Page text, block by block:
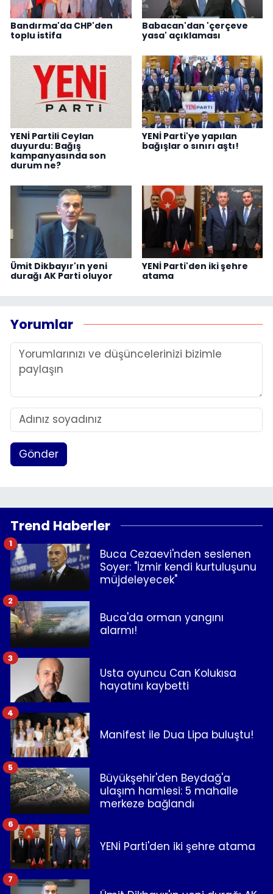
Bandırma'da CHP'den
toplu istifa
Babacan'dan 'çerçeve
yasa' açıklaması
YENİ Partili Ceylan
duyurdu: Bağış
kampanyasında son
durum ne?
YENİ Parti'ye yapılan
bağışlar o sınırı aştı!
Ümit Dikbayır'ın yeni
durağı AK Parti oluyor
YENİ Parti'den iki şehre
atama
Yorumlar
Gönder
Trend Haberler
Buca Cezaevi'nden seslenen
Soyer: "İzmir kendi kurtuluşunu
müjdeleyecek"
1
Buca'da orman yangını
alarmı!
2
Usta oyuncu Can Kolukısa
hayatını kaybetti
3
Manifest ile Dua Lipa buluştu!
4
Büyükşehir'den Beydağ'a
ulaşım hamlesi: 5 mahalle
merkeze bağlandı
5
YENİ Parti'den iki şehre atama
6
7